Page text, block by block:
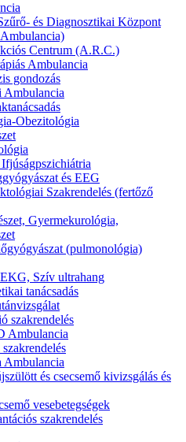
és Diagnosztikai Központ
Centrum (A.R.C.)
Ambulancia
gondozás
Ambulancia
Obezitológia
és EEG
Szakrendelés (fertőző
Gyermekurológia,
(pulmonológia)
Szív ultrahang
tanácsadás
szakrendelés
Ambulancia
Ambulancia
és csecsemő kivizsgálás és
vesebetegségek
szakrendelés